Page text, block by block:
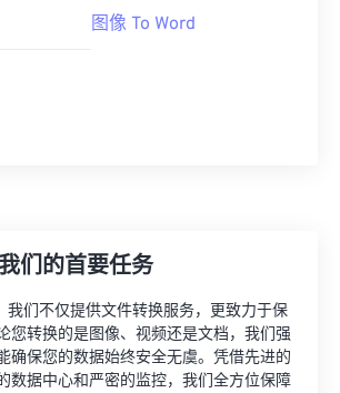
图像 To Word
们的首要任务
我们不仅提供文件转换服务，更致力于保
您转换的是图像、视频还是文档，我们强
确保您的数据始终安全无虞。凭借先进的
数据中心和严密的监控，我们全方位保障